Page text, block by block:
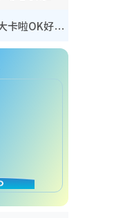
唱K推介2026︱全港13大卡啦OK好去處！最平$36起 日文K都有！(附地址+收費詳情)